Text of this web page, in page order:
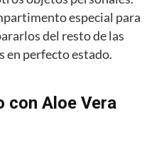
especial para
del resto de las
en perfecto estado.
con Aloe Vera